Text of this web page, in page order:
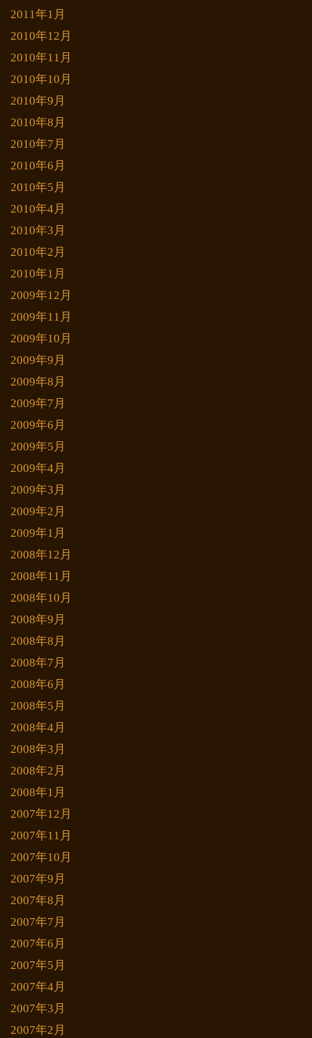
2011年1月
2010年12月
2010年11月
2010年10月
2010年9月
2010年8月
2010年7月
2010年6月
2010年5月
2010年4月
2010年3月
2010年2月
2010年1月
2009年12月
2009年11月
2009年10月
2009年9月
2009年8月
2009年7月
2009年6月
2009年5月
2009年4月
2009年3月
2009年2月
2009年1月
2008年12月
2008年11月
2008年10月
2008年9月
2008年8月
2008年7月
2008年6月
2008年5月
2008年4月
2008年3月
2008年2月
2008年1月
2007年12月
2007年11月
2007年10月
2007年9月
2007年8月
2007年7月
2007年6月
2007年5月
2007年4月
2007年3月
2007年2月